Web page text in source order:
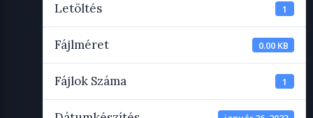
Letöltés 1
Fájlméret 0.00 KB
Fájlok Száma 1